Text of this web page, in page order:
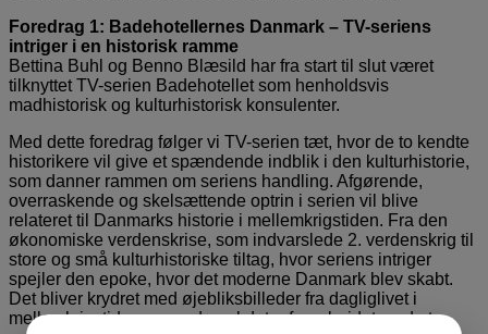
Foredrag 1: Badehotellernes Danmark – TV-seriens
intriger i en historisk ramme
Bettina Buhl og Benno Blæsild har fra start til slut været
tilknyttet TV-serien Badehotellet som henholdsvis
madhistorisk og kulturhistorisk konsulenter.
Med dette foredrag følger vi TV-serien tæt, hvor de to kendte
historikere vil give et spændende indblik i den kulturhistorie,
som danner rammen om seriens handling. Afgørende,
overraskende og skelsættende optrin i serien vil blive
relateret til Danmarks historie i mellemkrigstiden. Fra den
økonomiske verdenskrise, som indvarslede 2. verdenskrig til
store og små kulturhistoriske tiltag, hvor seriens intriger
spejler den epoke, hvor det moderne Danmark blev skabt.
Det bliver krydret med øjebliksbilleder fra dagliglivet i
mellemkrigstiden og med anekdoter fra arbejdet med at